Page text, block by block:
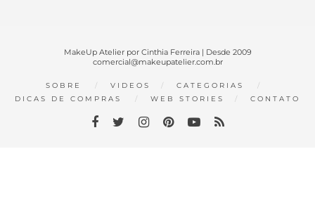
MakeUp Atelier por Cinthia Ferreira | Desde 2009
comercial@makeupatelier.com.br
SOBRE VIDEOS
CATEGORIAS
DICAS DE COMPRAS
WEB STORIES CONTATO